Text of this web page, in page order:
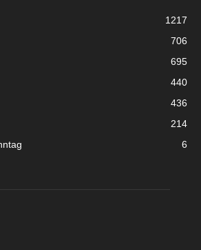
1217
706
695
440
436
214
6